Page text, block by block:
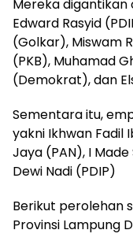
Mereka digantikan
Edward Rasyid
(Golkar), Miswam
(PKB), Muhamad
(Demokrat), dan
Sementara itu,
yakni Ikhwan Fadil
Jaya (PAN), I
Dewi Nadi (PDIP)
Berikut perolehan
Provinsi Lampung